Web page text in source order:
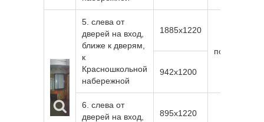
5. слева от
дверей на вход,
ближе к дверям,
к
Красношкольной
набережной
1885х1220
подсветка
942х1200
6. слева от
дверей на вход,
895х1220